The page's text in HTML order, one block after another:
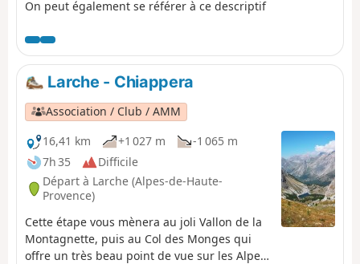
On peut également se référer à ce descriptif
Larche - Chiappera
Association / Club / AMM
16,41 km
+1 027 m
-1 065 m
7h 35
Difficile
Départ à Larche (Alpes-de-Haute-
Provence)
Cette étape vous mènera au joli Vallon de la
Montagnette, puis au Col des Monges qui
offre un très beau point de vue sur les Alpes